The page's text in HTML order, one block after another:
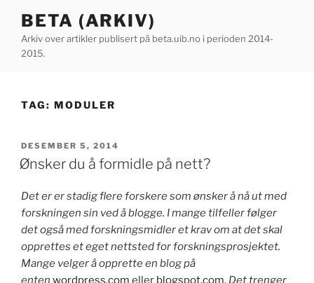
innhold
BETA (ARKIV)
Arkiv over artikler publisert på beta.uib.no i perioden 2014-
2015.
TAG: MODULER
PUBLISERT
DESEMBER 5, 2014
Ønsker du å formidle på nett?
Det er er stadig flere forskere som ønsker å nå ut med
forskningen sin ved å blogge. I mange tilfeller følger
det også med forskningsmidler et krav om at det skal
opprettes et eget nettsted for forskningsprosjektet.
Mange velger å opprette en blog på
enten wordpress.com eller blogspot.com. Det trenger